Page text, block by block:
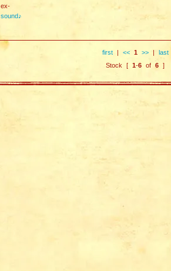
ex-
sound♪
first| << 1 >>| last
Stock [ 1-6 of 6 ]